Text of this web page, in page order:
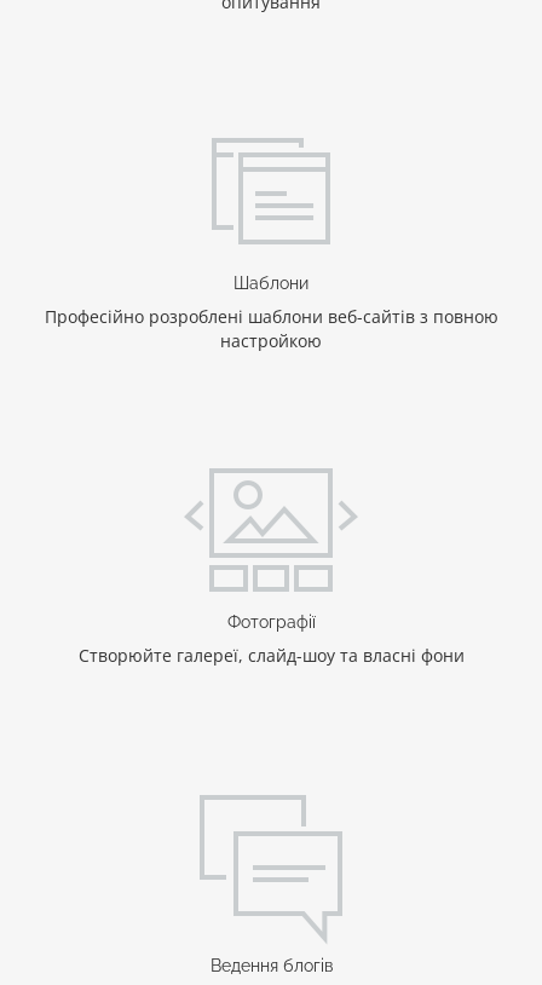
Шаблони
Професійно розроблені шаблони веб-сайтів з повною
настройкою
Фотографії
Створюйте галереї, слайд-шоу та власні фони
Ведення блогів